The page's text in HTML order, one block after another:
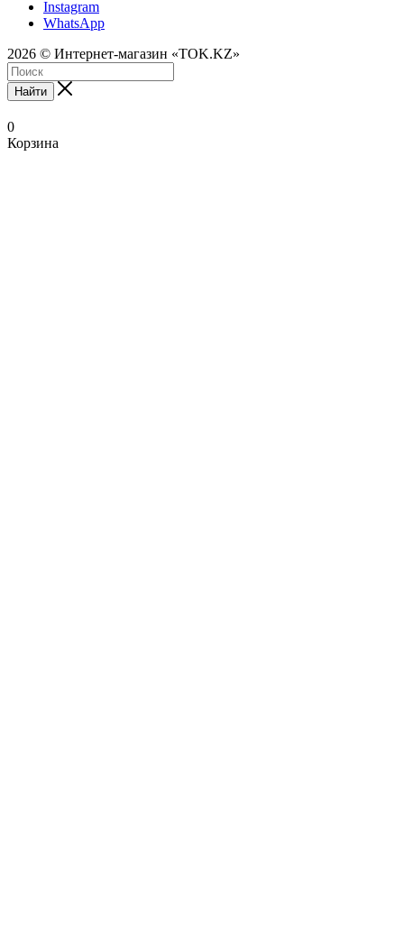
Instagram
WhatsApp
2026 © Интернет-магазин «TOK.KZ»
Найти
0
Корзина